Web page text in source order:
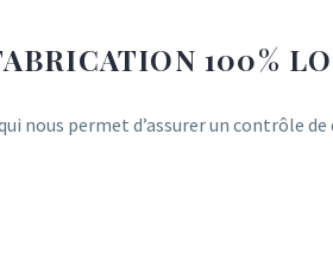
100%
permet d’assurer un contrôle de